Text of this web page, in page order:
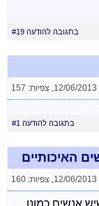
בתגובה להודעה #19
12/06/2013
, צפיות: 157
בתגובה להודעה #1
האיכותיים
12/06/2013
, צפיות: 160